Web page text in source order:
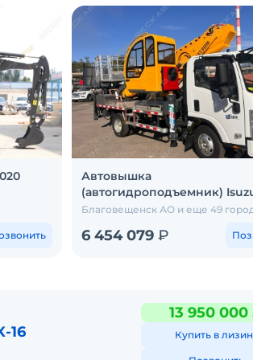
Автовышка
(автогидроподъемник)
Благовещенск АО и еще 49
6 454 079 ₽
16
13 950 000
Купить в